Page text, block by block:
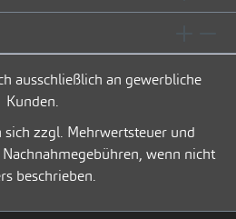
ausschließlich an gewerbliche
Kunden.
sich zzgl. Mehrwertsteuer und
wenn nicht
beschrieben.